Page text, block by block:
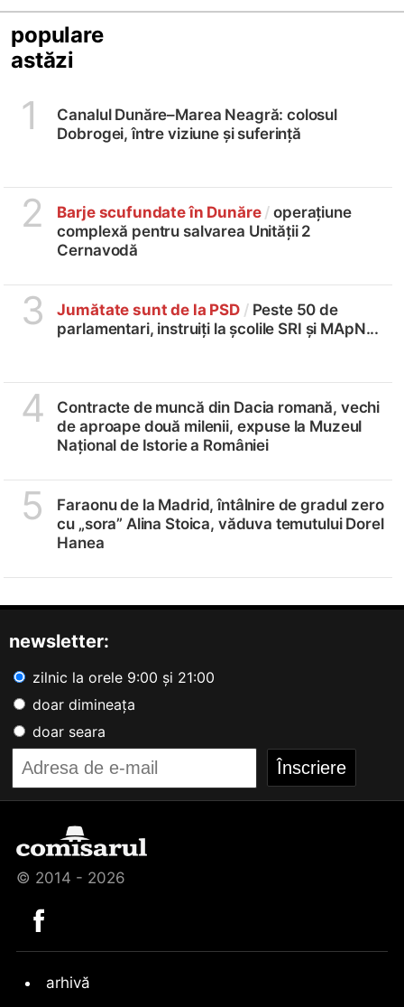
populare
astăzi
1
Canalul Dunăre–Marea Neagră: colosul
Dobrogei, între viziune și suferință
2 Barje scufundate în Dunăre / operațiune
complexă pentru salvarea Unității 2
Cernavodă
3 Jumătate sunt de la PSD / Peste 50 de
parlamentari, instruiți la școlile SRI și MApN...
4
Contracte de muncă din Dacia romană, vechi
de aproape două milenii, expuse la Muzeul
Național de Istorie a României
5
Faraonu de la Madrid, întâlnire de gradul zero
cu „sora” Alina Stoica, văduva temutului Dorel
Hanea
newsletter:
zilnic la orele 9:00 și 21:00
doar dimineața
doar seara
© 2014 - 2026
arhivă